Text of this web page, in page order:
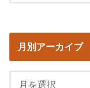
月別アーカイブ